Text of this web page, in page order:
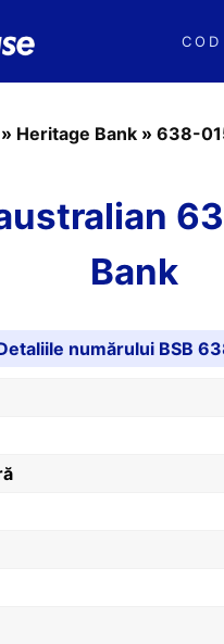
» Heritage Bank » 638-
Bank
numărului BSB